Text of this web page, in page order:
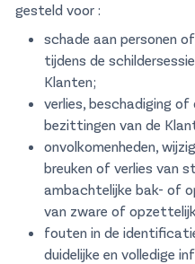
gesteld voor :
schade aan personen
tijdens de
Klanten;
verlies, beschadiging
bezittingen van de
onvolkomenheden,
breuken of verlies van
ambachtelijke bak- of
van zware of
fouten in de
duidelijke en volledige